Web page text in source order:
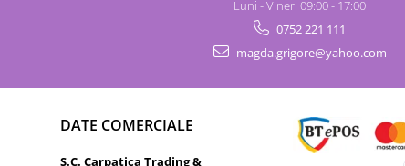
Luni - Vineri 09:00 - 17:00
0752 221 111
magda.grigore@yahoo.com
DATE COMERCIALE
S.C. Carpatica Trading &